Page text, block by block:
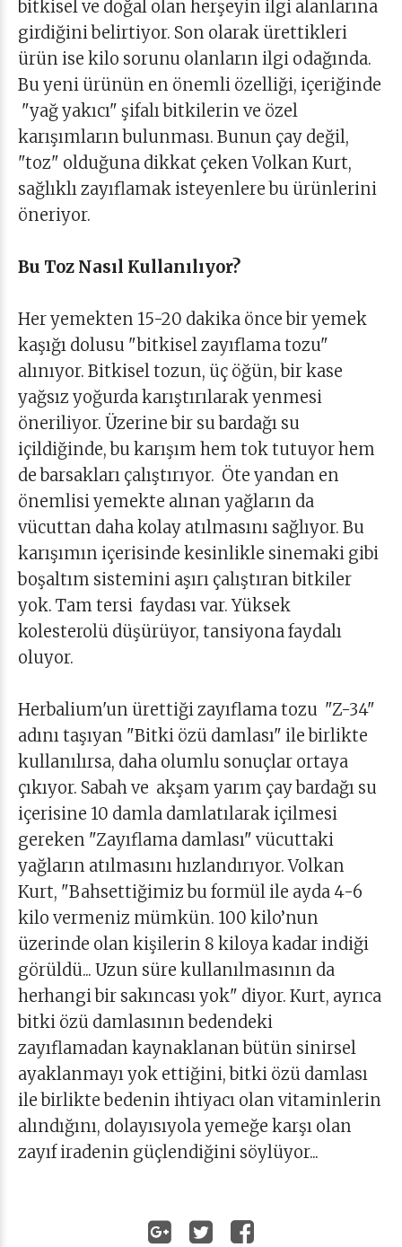
bitkisel ve doğal olan herşeyin ilgi alanlarına
girdiğini belirtiyor. Son olarak ürettikleri
ürün ise kilo sorunu olanların ilgi odağında.
Bu yeni ürünün en önemli özelliği, içeriğinde
"yağ yakıcı" şifalı bitkilerin ve özel
karışımların bulunması. Bunun çay değil,
"toz" olduğuna dikkat çeken Volkan Kurt,
sağlıklı zayıflamak isteyenlere bu ürünlerini
öneriyor.
Bu Toz Nasıl Kullanılıyor?
Her yemekten 15-20 dakika önce bir yemek
kaşığı dolusu "bitkisel zayıflama tozu"
alınıyor. Bitkisel tozun, üç öğün, bir kase
yağsız yoğurda karıştırılarak yenmesi
öneriliyor. Üzerine bir su bardağı su
içildiğinde, bu karışım hem tok tutuyor hem
de barsakları çalıştırıyor. Öte yandan en
önemlisi yemekte alınan yağların da
vücuttan daha kolay atılmasını sağlıyor. Bu
karışımın içerisinde kesinlikle sinemaki gibi
boşaltım sistemini aşırı çalıştıran bitkiler
yok. Tam tersi faydası var. Yüksek
kolesterolü düşürüyor, tansiyona faydalı
oluyor.
Herbalium'un ürettiği zayıflama tozu "Z-34"
adını taşıyan "Bitki özü damlası" ile birlikte
kullanılırsa, daha olumlu sonuçlar ortaya
çıkıyor. Sabah ve akşam yarım çay bardağı su
içerisine 10 damla damlatılarak içilmesi
gereken "Zayıflama damlası" vücuttaki
yağların atılmasını hızlandırıyor. Volkan
Kurt, "Bahsettiğimiz bu formül ile ayda 4-6
kilo vermeniz mümkün. 100 kilo’nun
üzerinde olan kişilerin 8 kiloya kadar indiği
görüldü... Uzun süre kullanılmasının da
herhangi bir sakıncası yok" diyor. Kurt, ayrıca
bitki özü damlasının bedendeki
zayıflamadan kaynaklanan bütün sinirsel
ayaklanmayı yok ettiğini, bitki özü damlası
ile birlikte bedenin ihtiyacı olan vitaminlerin
alındığını, dolayısıyola yemeğe karşı olan
zayıf iradenin güçlendiğini söylüyor...